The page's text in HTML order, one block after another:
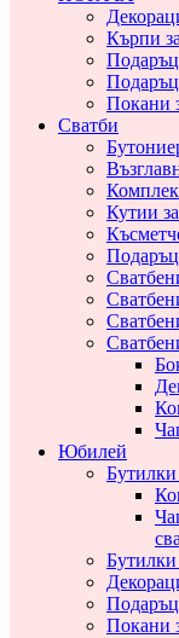
Кърпи
Покани
Сватби
Кутии
Юбилей
Покани